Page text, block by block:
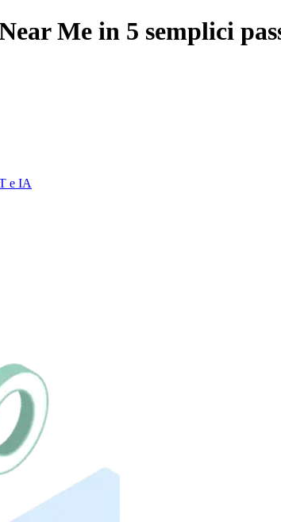
Me in 5 semplici
e IA